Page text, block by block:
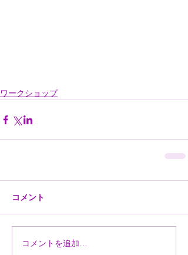
ワークショップ
コメント
コメントを追加…